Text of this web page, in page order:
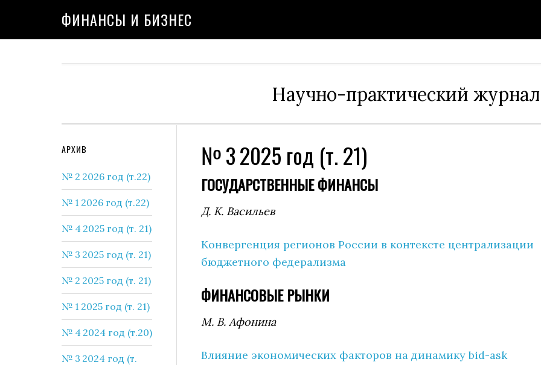
ФИНАНСЫ И БИЗНЕС
Научно-практический журнал
№ 3 2025 год (т. 21)
ГОСУДАРСТВЕННЫЕ ФИНАНСЫ
Д. К. Васильев
Конвергенция регионов России в контексте централизации
бюджетного федерализма
ФИНАНСОВЫЕ РЫНКИ
М. В. Афонина
Влияние экономических факторов на динамику bid-ask
Secondary
Sidebar
АРХИВ
№ 2 2026 год (т.22)
№ 1 2026 год (т.22)
№ 4 2025 год (т. 21)
№ 3 2025 год (т. 21)
№ 2 2025 год (т. 21)
№ 1 2025 год (т. 21)
№ 4 2024 год (т.20)
№ 3 2024 год (т.